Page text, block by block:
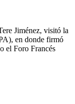
Jiménez, visitó la
en donde firmó
el Foro Francés